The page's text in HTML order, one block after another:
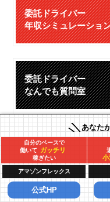
委託ドライバー
年収シミュレーショ
委託ドライバー
なんでも質問室
委託ドライバー
本当に儲かるの
あなた
自分のペースで
働いて ガッチリ
稼ぎたい
アマゾンフレックス
公式HP
小